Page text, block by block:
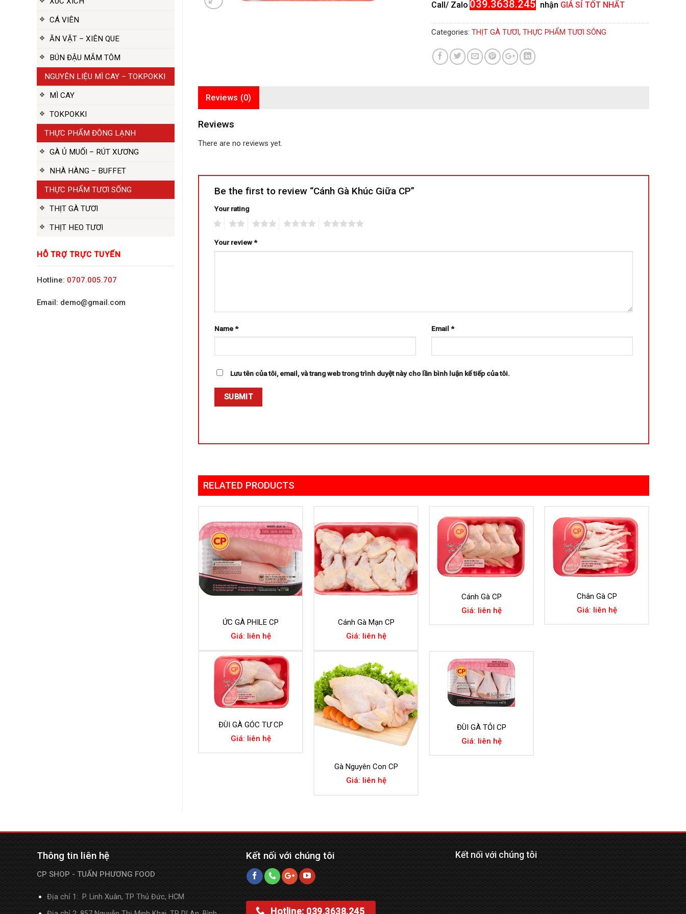
CÁ VIÊN
ĂN VẶT – XIÊN QUE
BÚN ĐẬU MẮM TÔM
NGUYÊN LIỆU MÌ CAY – TOKPOKKI
MÌ CAY
TOKPOKKI
THỰC PHẨM ĐÔNG LẠNH
GÀ Ủ MUỐI – RÚT XƯƠNG
NHÀ HÀNG – BUFFET
THỰC PHẨM TƯƠI SỐNG
THỊT GÀ TƯƠI
THỊT HEO TƯƠI
HỖ TRỢ TRỰC TUYẾN
Hotline: 0707.005.707
Email: demo@gmail.com
Call/ Zalo 039.3638.245 nhận GIÁ SỈ TỐT NHẤT
Categories: THỊT GÀ TƯƠI, THỰC PHẨM TƯƠI SÔNG
Reviews (0)
Reviews
There are no reviews yet.
Be the first to review “Cánh Gà Khúc Giữa CP”
Your rating
Your review*
Name* Email *
Lưu tên của tôi, email, và trang web trong trình duyệt này cho lần bình luận kế tiếp của tôi.
RELATED PRODUCTS
ỨC GÀ PHILE CP
Giá: liên hệ
Cánh Gà Mạn CP
Giá: liên hệ
Cánh Gà CP
Giá: liên hệ
Chân Gà CP
Giá: liên hệ
ĐÙI GÀ GÓC TƯ CP
Giá: liên hệ
Gà Nguyên Con CP
Giá: liên hệ
ĐÙI GÀ TỎI CP
Giá: liên hệ
Thông tin liên hệ
CP SHOP - TUẤN PHƯƠNG FOOD
Địa chỉ 1: P. Linh Xuân, TP Thủ Đức, HCM
Kết nối với chúng tôi
Hotline: 039.3638.245
Kết nối với chúng tôi